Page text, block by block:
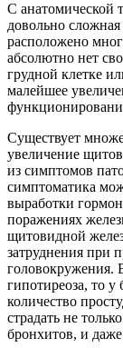
С анатомической
довольно
расположено
абсолютно нет
грудной клетке
малейшее
Существует
увеличение
из симптомов
симптоматика
выработки
поражениях
щитовидной
затруднения при
головокружения.
гипотиреоза, то у
количество
страдать не
бронхитов, и